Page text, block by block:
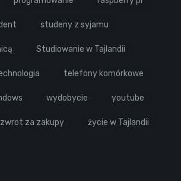
studeny z syjamu
Studiowanie w Tajlandii
telefony komórkowe
wydobycie youtube
zwrot za zakupy życie w Tajlandii